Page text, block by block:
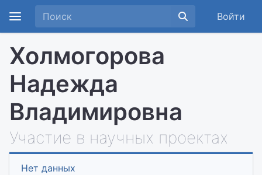
Войти
Холмогорова
Надежда
Владимировна
Участие в научных проектах
Нет данных